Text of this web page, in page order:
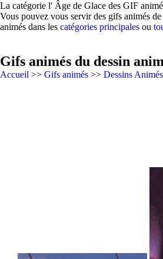
La catégorie l' Âge de Glace des GIF
Vous pouvez vous servir des gifs animés
animés dans les catégories principales ou
Gifs animés du dessin
Accueil >> Gifs animés >> Dessins Animés